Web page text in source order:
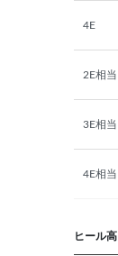
4E
2E相当
3E相当
4E相当
ヒール高